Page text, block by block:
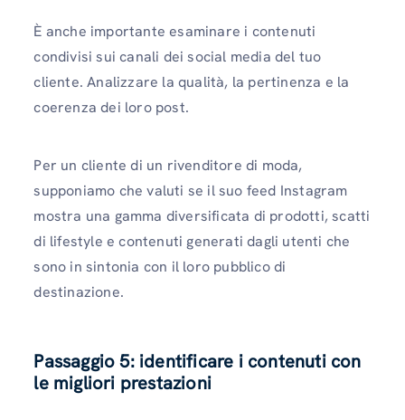
È anche importante esaminare i contenuti
condivisi sui canali dei social media del tuo
cliente. Analizzare la qualità, la pertinenza e la
coerenza dei loro post.
Per un cliente di un rivenditore di moda,
supponiamo che valuti se il suo feed Instagram
mostra una gamma diversificata di prodotti, scatti
di lifestyle e contenuti generati dagli utenti che
sono in sintonia con il loro pubblico di
destinazione.
Passaggio 5: identificare i contenuti con
le migliori prestazioni